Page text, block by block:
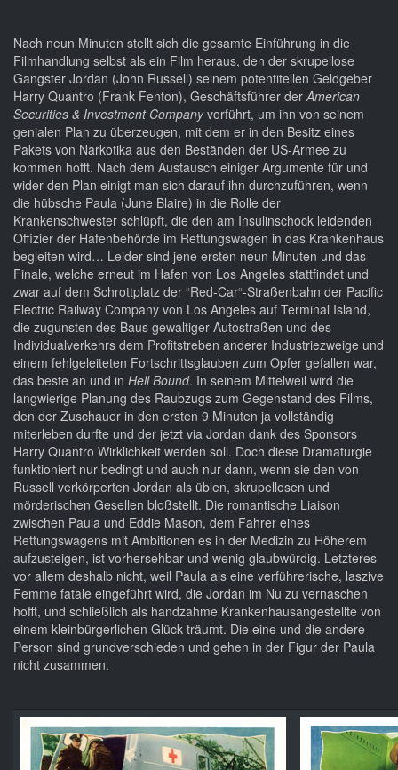
Nach neun Minuten stellt sich die gesamte Einführung in die
Filmhandlung selbst als ein Film heraus, den der skrupellose
Gangster Jordan (John Russell) seinem potentitellen Geldgeber
Harry Quantro (Frank Fenton), Geschäftsführer derAmerican
Securities & Investment Companyvorführt, um ihn von seinem
genialen Plan zu überzeugen, mit dem er in den Besitz eines
Pakets von Narkotika aus den Beständen der US-Armee zu
kommen hofft. Nach dem Austausch einiger Argumente für und
wider den Plan einigt man sich darauf ihn durchzuführen, wenn
die hübsche Paula (June Blaire) in die Rolle der
Krankenschwester schlüpft, die den am Insulinschock leidenden
Offizier der Hafenbehörde im Rettungswagen in das Krankenhaus
begleiten wird… Leider sind jene ersten neun Minuten und das
Finale, welche erneut im Hafen von Los Angeles stattfindet und
zwar auf dem Schrottplatz der “Red-Car“-Straßenbahn der Pacific
Electric Railway Company von Los Angeles auf Terminal Island,
die zugunsten des Baus gewaltiger Autostraßen und des
Individualverkehrs dem Profitstreben anderer Industriezweige und
einem fehlgeleiteten Fortschrittsglauben zum Opfer gefallen war,
das beste an und in Hell Bound. In seinem Mittelweil wird die
langwierige Planung des Raubzugs zum Gegenstand des Films,
den der Zuschauer in den ersten 9 Minuten ja vollständig
miterleben durfte und der jetzt via Jordan dank des Sponsors
Harry Quantro Wirklichkeit werden soll. Doch diese Dramaturgie
funktioniert nur bedingt und auch nur dann, wenn sie den von
Russell verkörperten Jordan als üblen, skrupellosen und
mörderischen Gesellen bloßstellt. Die romantische Liaison
zwischen Paula und Eddie Mason, dem Fahrer eines
Rettungswagens mit Ambitionen es in der Medizin zu Höherem
aufzusteigen, ist vorhersehbar und wenig glaubwürdig. Letzteres
vor allem deshalb nicht, weil Paula als eine verführerische, laszive
Femme fatale eingeführt wird, die Jordan im Nu zu vernaschen
hofft, und schließlich als handzahme Krankenhausangestellte von
einem kleinbürgerlichen Glück träumt. Die eine und die andere
Person sind grundverschieden und gehen in der Figur der Paula
nicht zusammen.